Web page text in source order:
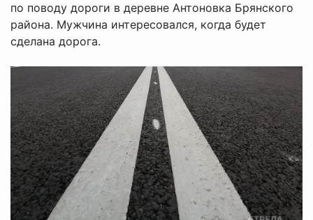
по поводу дороги в деревне Антоновка Брянского
района. Мужчина интересовался, когда будет
сделана дорога.